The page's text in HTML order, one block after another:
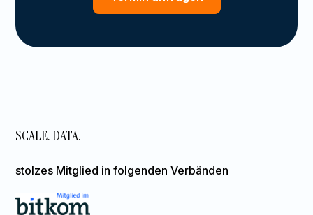
SCALE. DATA.
stolzes Mitglied in folgenden Verbänden